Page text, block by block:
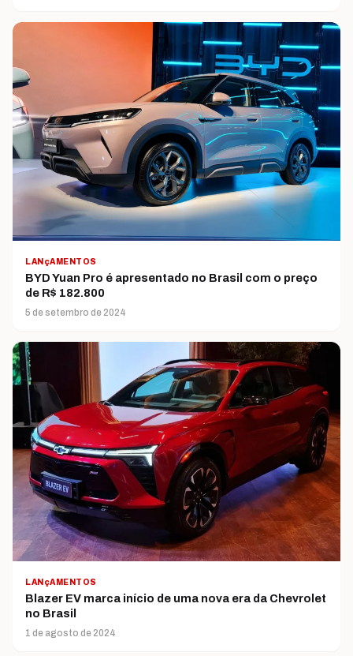
LANçAMENTOS
BYD Yuan Pro é apresentado no Brasil com o preço
de R$ 182.800
5 de setembro de 2024
LANçAMENTOS
Blazer EV marca início de uma nova era da Chevrolet
no Brasil
1 de agosto de 2024